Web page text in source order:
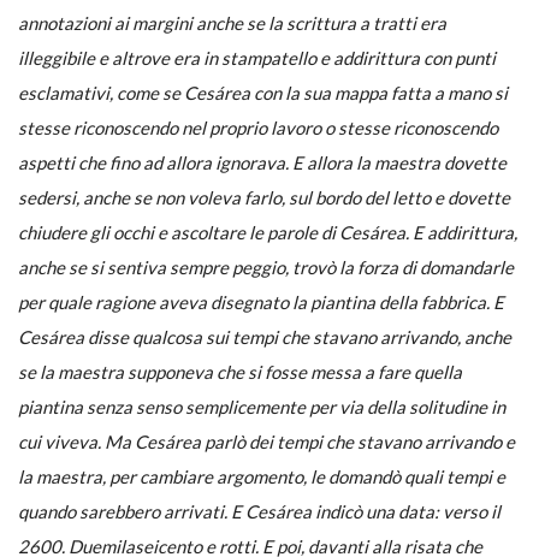
annotazioni ai margini anche se la scrittura a tratti era
illeggibile e altrove era in stampatello e addirittura con punti
esclamativi, come se Cesárea con la sua mappa fatta a mano si
stesse riconoscendo nel proprio lavoro o stesse riconoscendo
aspetti che fino ad allora ignorava. E allora la maestra dovette
sedersi, anche se non voleva farlo, sul bordo del letto e dovette
chiudere gli occhi e ascoltare le parole di Cesárea. E addirittura,
anche se si sentiva sempre peggio, trovò la forza di domandarle
per quale ragione aveva disegnato la piantina della fabbrica. E
Cesárea disse qualcosa sui tempi che stavano arrivando, anche
se la maestra supponeva che si fosse messa a fare quella
piantina senza senso semplicemente per via della solitudine in
cui viveva. Ma Cesárea parlò dei tempi che stavano arrivando e
la maestra, per cambiare argomento, le domandò quali tempi e
quando sarebbero arrivati. E Cesárea indicò una data: verso il
2600. Duemilaseicento e rotti. E poi, davanti alla risata che